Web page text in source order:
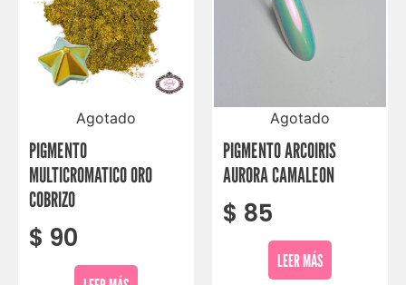
Agotado
PIGMENTO
MULTICROMATICO ORO
COBRIZO
$ 90
Agotado
PIGMENTO ARCOIRIS
AURORA CAMALEON
$ 85
LEER MÁS